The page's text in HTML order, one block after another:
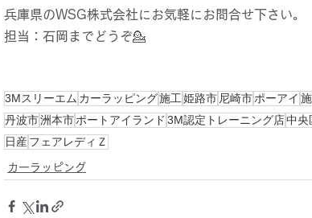
兵庫県のWSG株式会社にお気軽にお問合せ下さい。
担当：石岡までどうぞ💁
3Mスリーエム カーラッピング施工姫路市 尼崎市ポーアイ
丹波市洲本市ポートアイランド 3M認定トレーニング店中央
日産フェアレディＺ
カーラッピング